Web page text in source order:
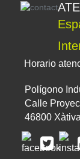
Horario
Polígono
Calle
46800